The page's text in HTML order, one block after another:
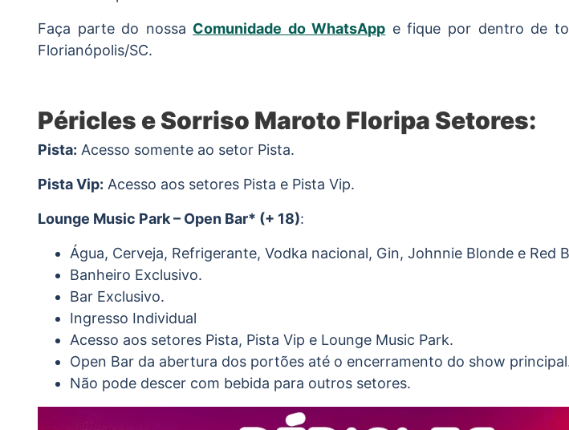
Faça parte do nossa Comunidade do WhatsApp e fique por dentro de
Florianópolis/SC.
Péricles e Sorriso Maroto Floripa Setores:
Pista: Acesso somente ao setor Pista.
Pista Vip: Acesso aos setores Pista e Pista Vip.
Lounge Music Park – Open Bar* (+ 18):
Água, Cerveja, Refrigerante, Vodka nacional, Gin, Johnnie Blonde e Red
Banheiro Exclusivo.
Bar Exclusivo.
Ingresso Individual
Acesso aos setores Pista, Pista Vip e Lounge Music Park.
Open Bar da abertura dos portões até o encerramento do show
Não pode descer com bebida para outros setores.